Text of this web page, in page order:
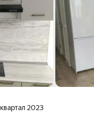
квартал 2023